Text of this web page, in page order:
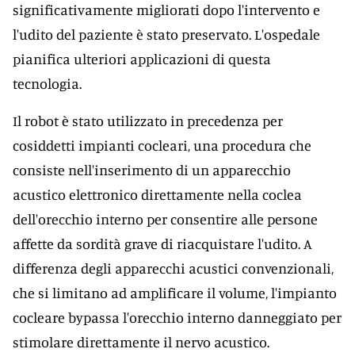
significativamente migliorati dopo l'intervento e
l'udito del paziente è stato preservato. L'ospedale
pianifica ulteriori applicazioni di questa
tecnologia.
Il robot è stato utilizzato in precedenza per
cosiddetti impianti cocleari, una procedura che
consiste nell'inserimento di un apparecchio
acustico elettronico direttamente nella coclea
dell'orecchio interno per consentire alle persone
affette da sordità grave di riacquistare l'udito. A
differenza degli apparecchi acustici convenzionali,
che si limitano ad amplificare il volume, l'impianto
cocleare bypassa l'orecchio interno danneggiato per
stimolare direttamente il nervo acustico.